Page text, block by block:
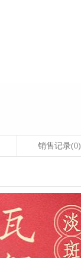
销售记录(0)